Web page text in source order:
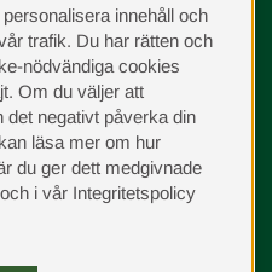
innehåll och
trafik. Du har rätten och
nödvändiga cookies
Om du väljer att
negativt påverka din
läsa mer om hur
du ger dett medgivnade
och i vår Integritetspolicy